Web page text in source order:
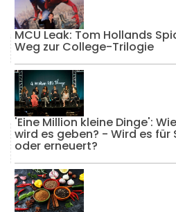
MCU Leak: Tom Hollands
Weg zur College-Trilogie
'Eine Million kleine Dinge':
wird es geben? - Wird es
oder erneuert?